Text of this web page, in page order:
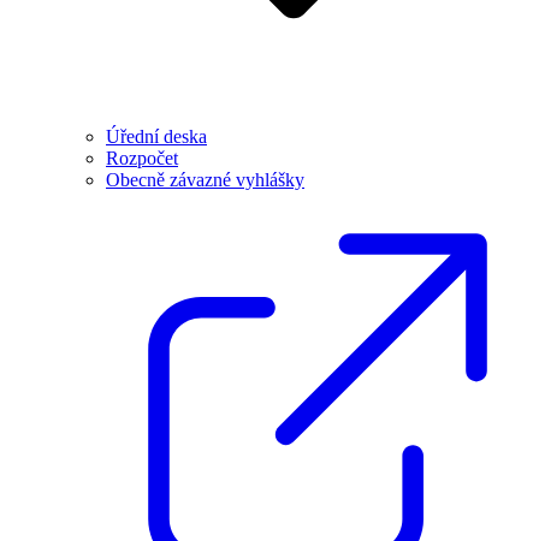
Úřední deska
Rozpočet
Obecně závazné vyhlášky